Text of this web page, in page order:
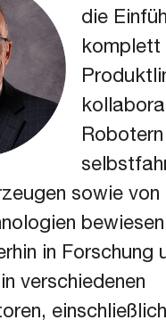
die
komplett
sowie von
in Forschung
verschiedenen